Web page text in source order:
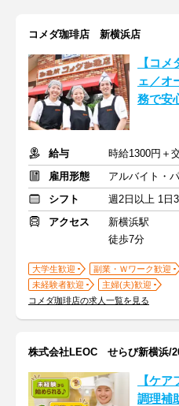
コメダ珈琲店 新横浜店
【コ
ェ／オ
務で安
給与
時給1300円＋
雇用形態
アルバイト・
シフト
週2日以上 1日
アクセス
新横浜駅
徒歩7分
大学生歓迎 副業・Ｗワーク歓迎
未経験者歓迎
主婦(夫)歓迎
コメダ珈琲店の求人一覧を見る
株式会社LEOC せらび新横浜/
【ケ
調理補